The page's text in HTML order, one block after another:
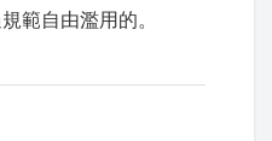
範自由濫用的。